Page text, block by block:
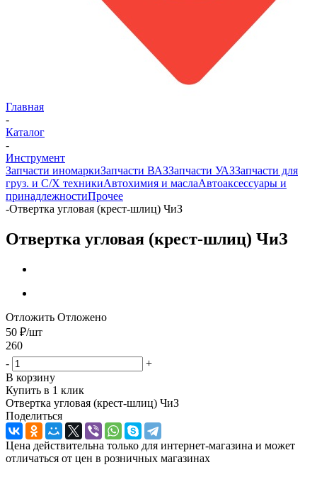
Главная
-
Каталог
-
Инструмент
Запчасти иномаркиЗапчасти ВАЗЗапчасти УАЗЗапчасти для
груз. и С/Х техникиАвтохимия и маслаАвтоаксессуары и
принадлежностиПрочее
-Отвертка угловая (крест-шлиц) ЧиЗ
Отвертка угловая (крест-шлиц) ЧиЗ
Отложить Отложено
50 ₽/шт
260
-
+
В корзину
Купить в 1 клик
Отвертка угловая (крест-шлиц) ЧиЗ
Поделиться
Цена действительна только для интернет-магазина и может
отличаться от цен в розничных магазинах